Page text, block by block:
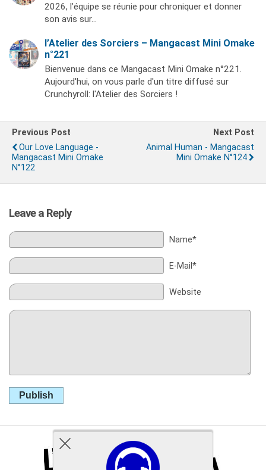
2026, l’équipe se réunie pour chroniquer et donner
son avis sur…
l’Atelier des Sorciers – Mangacast Mini Omake
n°221
Bienvenue dans ce Mangacast Mini Omake n°221.
Aujourd'hui, on vous parle d'un titre diffusé sur
Crunchyroll: l'Atelier des Sorciers !
Previous Post
Our Love Language -
Mangacast Mini Omake
N°122
Next Post
Animal Human - Mangacast
Mini Omake N°124
Leave a Reply
Name*
E-Mail*
Website
Publish